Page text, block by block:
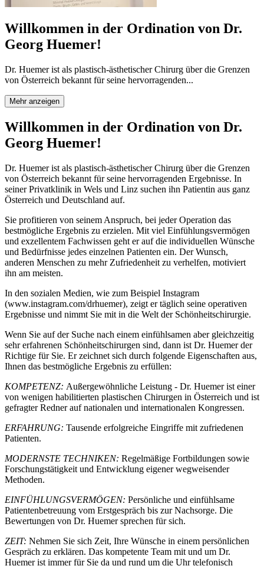
Willkommen in der Ordination von Dr.
Georg Huemer!
Dr. Huemer ist als plastisch-ästhetischer Chirurg über die Grenzen
von Österreich bekannt für seine hervorragenden...
Mehr anzeigen
Willkommen in der Ordination von Dr.
Georg Huemer!
Dr. Huemer ist als plastisch-ästhetischer Chirurg über die Grenzen
von Österreich bekannt für seine hervorragenden Ergebnisse. In
seiner Privatklinik in Wels und Linz suchen ihn Patientin aus ganz
Österreich und Deutschland auf.
Sie profitieren von seinem Anspruch, bei jeder Operation das
bestmögliche Ergebnis zu erzielen. Mit viel Einfühlungsvermögen
und exzellentem Fachwissen geht er auf die individuellen Wünsche
und Bedürfnisse jedes einzelnen Patienten ein. Der Wunsch,
anderen Menschen zu mehr Zufriedenheit zu verhelfen, motiviert
ihn am meisten.
In den sozialen Medien, wie zum Beispiel Instagram
(www.instagram.com/drhuemer), zeigt er täglich seine operativen
Ergebnisse und nimmt Sie mit in die Welt der Schönheitschirurgie.
Wenn Sie auf der Suche nach einem einfühlsamen aber gleichzeitig
sehr erfahrenen Schönheitschirurgen sind, dann ist Dr. Huemer der
Richtige für Sie. Er zeichnet sich durch folgende Eigenschaften aus,
Ihnen das bestmögliche Ergebnis zu erfüllen:
KOMPETENZ: Außergewöhnliche Leistung - Dr. Huemer ist einer
von wenigen habilitierten plastischen Chirurgen in Österreich und ist
gefragter Redner auf nationalen und internationalen Kongressen.
ERFAHRUNG: Tausende erfolgreiche Eingriffe mit zufriedenen
Patienten.
MODERNSTE TECHNIKEN: Regelmäßige Fortbildungen sowie
Forschungstätigkeit und Entwicklung eigener wegweisender
Methoden.
EINFÜHLUNGSVERMÖGEN: Persönliche und einfühlsame
Patientenbetreuung vom Erstgespräch bis zur Nachsorge. Die
Bewertungen von Dr. Huemer sprechen für sich.
ZEIT: Nehmen Sie sich Zeit, Ihre Wünsche in einem persönlichen
Gespräch zu erklären. Das kompetente Team mit und um Dr.
Huemer ist immer für Sie da und rund um die Uhr telefonisch